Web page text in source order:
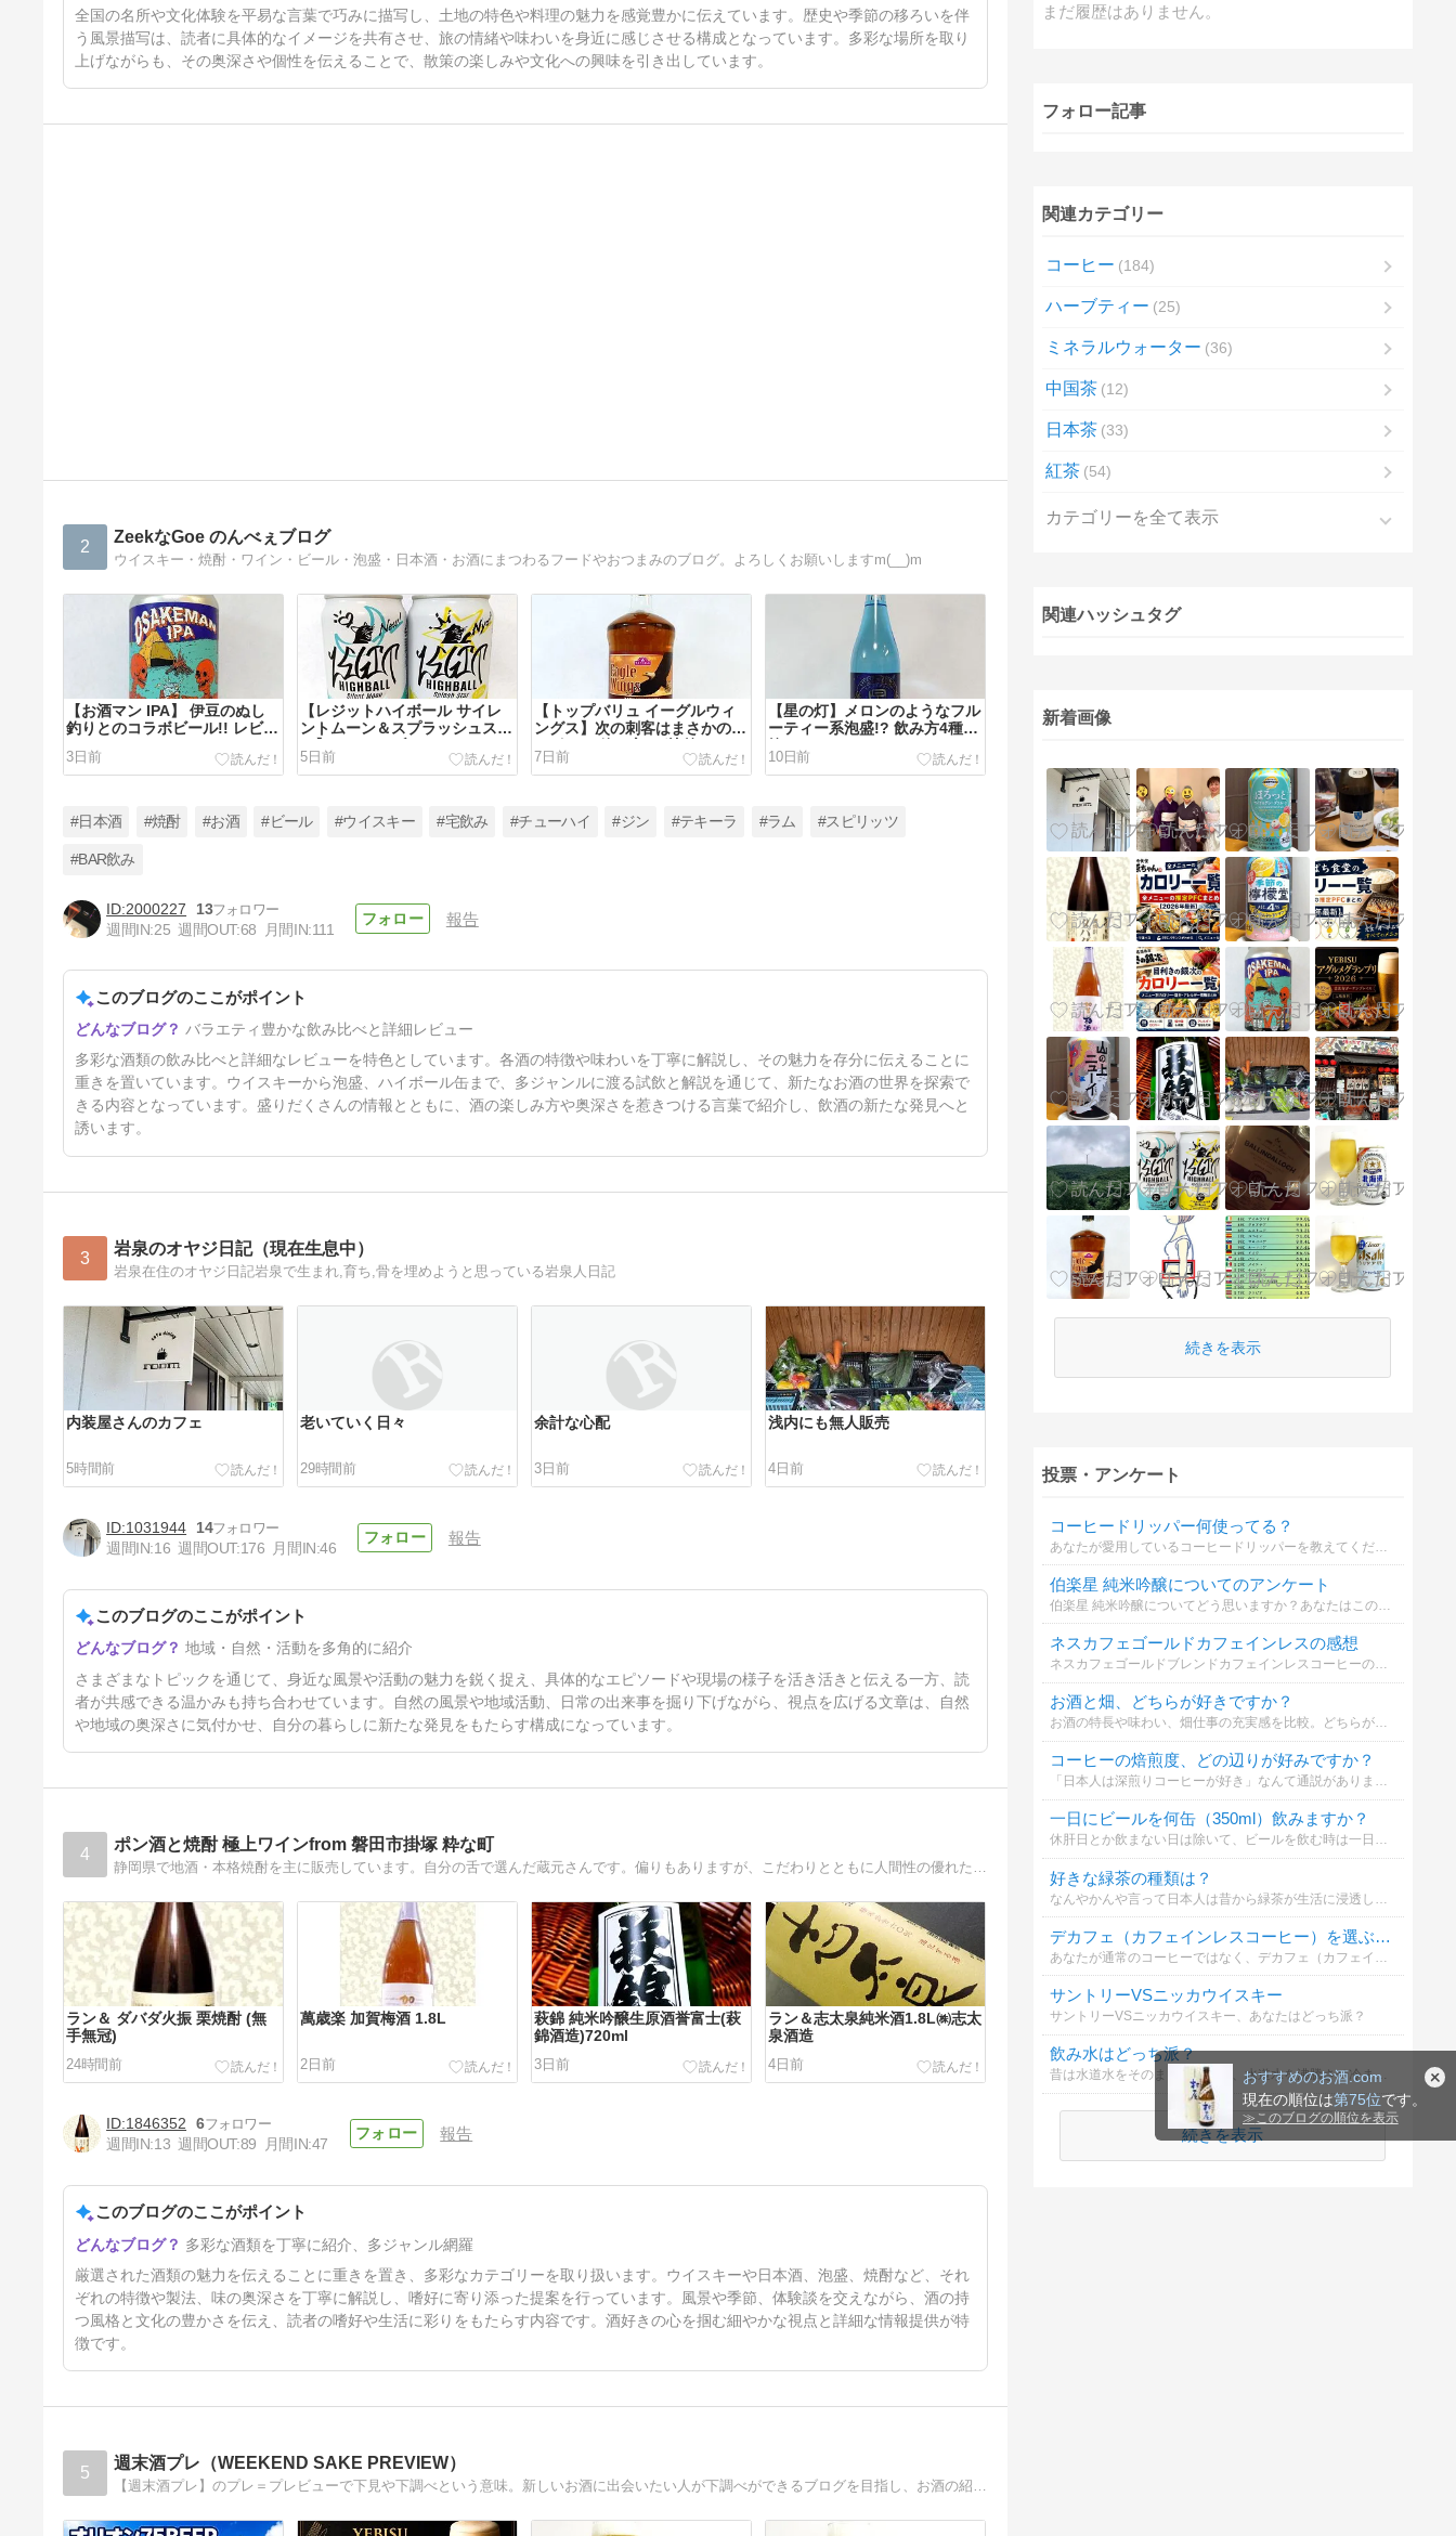
おすすめのお酒.com
現在の順位は第75位です。
≫ このブログの順位を表示
全国の名所や文化体験を平易な言葉で巧みに描写し、土地の特色や料理の魅力を感覚豊かに伝えています。歴史や季節の移ろいを伴
う風景描写は、読者に具体的なイメージを共有させ、旅の情緒や味わいを身近に感じさせる構成となっています。多彩な場所を取り
上げながらも、その奥深さや個性を伝えることで、散策の楽しみや文化への興味を引き出しています。
2 ZeekなGoe のんべぇブログ
ウイスキー・焼酎・ワイン・ビール・泡盛・日本酒・お酒にまつわるフードやおつまみのブログ。よろしくお願いしますm(__)m
【お酒マン IPA】 伊豆のぬし
釣りとのコラボビール!! レビュ
ー!!
3日前
【レジットハイボール サイレ
ントムーン＆スプラッシュスタ
ー】アイルオブラッセイのハイ
ボール缶!? 2種飲み比べ!!
5日前
【トップバリュ イーグルウィ
ングス】次の刺客はまさかのバ
ーボン!? 飲み方4種比較!!
7日前
【星の灯】メロンのようなフル
ーティー系泡盛!? 飲み方4種比
10日前
【サントリー生ビール〈夏
生〉】猛暑限定の生ビール!?
#日本酒 #焼酎 #お酒 #ビール #ウイスキー #宅飲み #チューハイ #ジン #テキーラ #ラム #スピリッツ
#BAR飲み
2000227
13
週間IN:25 週間OUT:68 月間IN:111
報告
このブログのここがポイント
バラエティ豊かな飲み比べと詳細レビュー
多彩な酒類の飲み比べと詳細なレビューを特色としています。各酒の特徴や味わいを丁寧に解説し、その魅力を存分に伝えることに
重きを置いています。ウイスキーから泡盛、ハイボール缶まで、多ジャンルに渡る試飲と解説を通じて、新たなお酒の世界を探索で
きる内容となっています。盛りだくさんの情報とともに、酒の楽しみ方や奥深さを惹きつける言葉で紹介し、飲酒の新たな発見へと
誘います。
3 岩泉のオヤジ日記（現在生息中）
岩泉在住のオヤジ日記岩泉で生まれ,育ち,骨を埋めようと思っている岩泉人日記
内装屋さんのカフェ
5時間前
老いていく日々
29時間前
余計な心配
3日前
浅内にも無人販売
4日前
今年の夏は？
5日前
1031944
14
週間IN:16 週間OUT:176 月間IN:46
報告
このブログのここがポイント
地域・自然・活動を多角的に紹介
さまざまなトピックを通じて、身近な風景や活動の魅力を鋭く捉え、具体的なエピソードや現場の様子を活き活きと伝える一方、読
者が共感できる温かみも持ち合わせています。自然の風景や地域活動、日常の出来事を掘り下げながら、視点を広げる文章は、自然
や地域の奥深さに気付かせ、自分の暮らしに新たな発見をもたらす構成になっています。
4 ポン酒と焼酎 極上ワインfrom 磐田市掛塚 粋な町
静岡県で地酒・本格焼酎を主に販売しています。自分の舌で選んだ蔵元さんです。偏りもありますが、こだわりとともに人間性の優れた蔵元さんたちばかりです。
ラン＆ ダバダ火振 栗焼酎 (無
手無冠)
24時間前
萬歳楽 加賀梅酒 1.8L
2日前
萩錦 純米吟醸生原酒誉富士(萩
錦酒造)720ml
3日前
ラン＆志太泉純米酒1.8L㈱志太
泉酒造
4日前
ラン＆開運 涼々 特別純米酒 土
井酒造場 1.8L
5日前
1846352
6
週間IN:13 週間OUT:89 月間IN:47
報告
このブログのここがポイント
多彩な酒類を丁寧に紹介、多ジャンル網羅
厳選された酒類の魅力を伝えることに重きを置き、多彩なカテゴリーを取り扱います。ウイスキーや日本酒、泡盛、焼酎など、それ
ぞれの特徴や製法、味の奥深さを丁寧に解説し、嗜好に寄り添った提案を行っています。風景や季節、体験談を交えながら、酒の持
つ風格と文化の豊かさを伝え、読者の嗜好や生活に彩りをもたらす内容です。酒好きの心を掴む細やかな視点と詳細な情報提供が特
徴です。
5 週末酒プレ（WEEKEND SAKE PREVIEW）
【週末酒プレ】のプレ＝プレビューで下見や下調べという意味。新しいお酒に出会いたい人が下調べができるブログを目指し、お酒の紹介や豆知識、お酒に合うおつまみ紹介記事を発信中。公式LINEはコチラから⇒https://lin.ee/7huEDty
まだ履歴はありません。
フォロー記事
関連カテゴリー
コーヒー 184
ハーブティー 25
ミネラルウォーター 36
中国茶 12
日本茶 33
紅茶 54
カテゴリーを全て表示
関連ハッシュタグ
新着画像
続きを表示
投票・アンケート
コーヒードリッパー何使ってる？
伯楽星 純米吟醸についてのアンケート
ネスカフェゴールドカフェインレスの感想
ネスカフェゴールドブレンドカフェインレスコーヒーの正直な感想を教えてください
お酒と畑、どちらが好きですか？
お酒の特長や味わい、畑仕事の充実感を比較。どちらが好きか選んでください。
コーヒーの焙煎度、どの辺りが好みですか？
「日本人は深煎りコーヒーが好き」なんて通説がありますが、実際のところはどうなのでしょうか？皆様のお好みのコーヒーの焙煎度を教えてください。
一日にビールを何缶（350ml）飲みますか？
休肝日とか飲まない日は除いて、ビールを飲む時は一日に何缶位飲みますか？（350ml缶で換算して）
好きな緑茶の種類は？
デカフェ（カフェインレスコーヒー）を選ぶ理由はなんですか？
あなたが通常のコーヒーではなく、デカフェ（カフェインレスコーヒー）を選ぶおもな理由はなんですか？逆に「デカフェは買わない」という方は、その理由をコメントで教えていただけると嬉しいです。
サントリーVSニッカウイスキー
サントリーVSニッカウイスキー、あなたはどっち派？
飲み水はどっち派？
昔は水道水をそのまま飲んだり、水道水を沸騰させ冷まして飲んだりしていましたが、最近ではミネラルウォーターを買って飲み水にしています。
続きを表示